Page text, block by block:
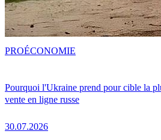
Pourquoi l'Ukraine prend pour cible la
vente en ligne russe
30.07.2026
PROÉCONOMIE